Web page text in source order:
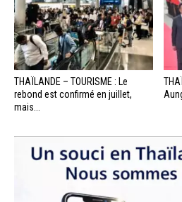
THAÏLANDE – TOURISME : Le
rebond est confirmé en juillet,
mais...